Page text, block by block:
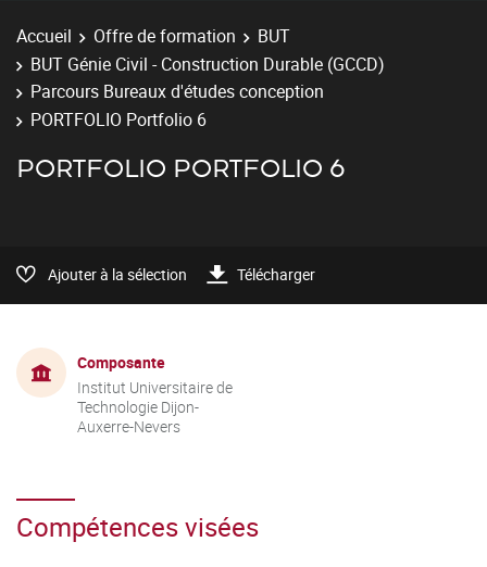
Accueil Offre de formation
BUT
BUT Génie Civil - Construction Durable (GCCD)
Parcours Bureaux d'études conception
PORTFOLIO Portfolio 6
PORTFOLIO PORTFOLIO 6
Ajouter à la sélection Télécharger
Composante
Institut Universitaire de
Technologie Dijon-
Auxerre-Nevers
Compétences visées